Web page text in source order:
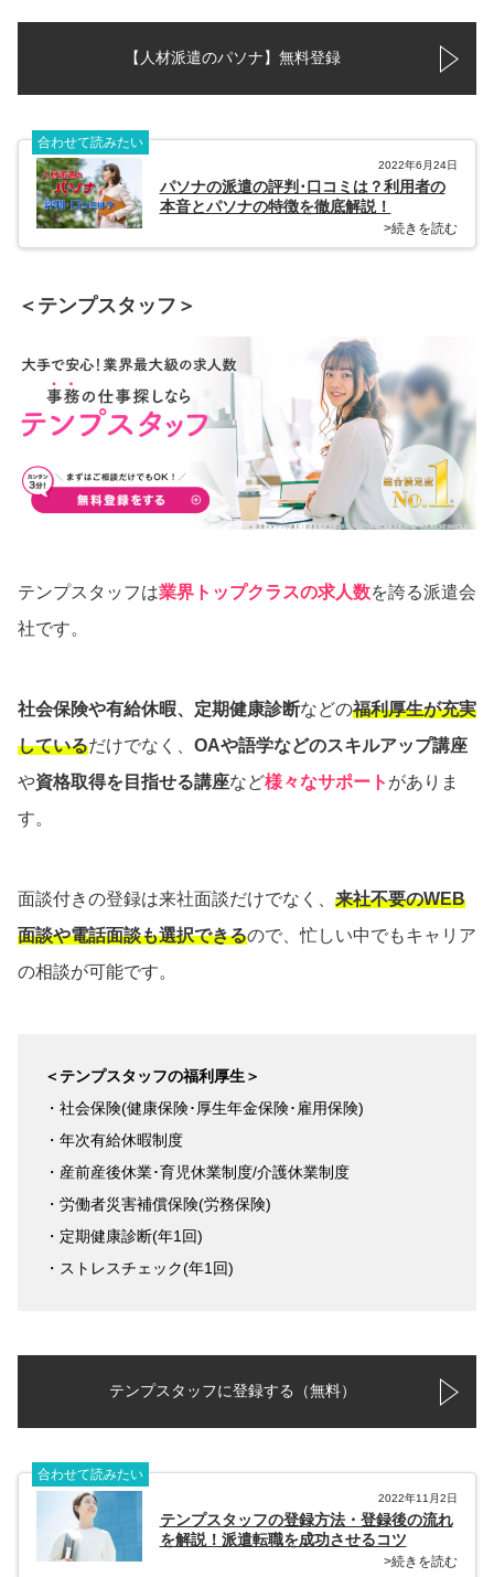
【人材派遣のパソナ】無料登録
合わせて読みたい
2022年6月24日
パソナの派遣の評判･口コミは？利用者の
本音とパソナの特徴を徹底解説！
>続きを読む
＜テンプスタッフ＞
テンプスタッフは業界トップクラスの求人数を誇る派遣会
社です。
社会保険や有給休暇、定期健康診断などの福利厚生が充実
しているだけでなく、 OAや語学などのスキルアップ講座
や資格取得を目指せる講座など様々なサポート がありま
す。
面談付きの登録は来社面談だけでなく、 来社不要のWEB
面談や電話面談も選択できるので、忙しい中でもキャリア
の相談が可能です。
＜テンプスタッフの福利厚生＞
・社会保険(健康保険･厚生年金保険･雇用保険)
・年次有給休暇制度
・産前産後休業･育児休業制度/介護休業制度
・労働者災害補償保険(労務保険)
・定期健康診断(年1回)
・ストレスチェック(年1回)
テンプスタッフに登録する（無料）
合わせて読みたい
2022年11月2日
テンプスタッフの登録方法・登録後の流れ
を解説！派遣転職を成功させるコツ
>続きを読む